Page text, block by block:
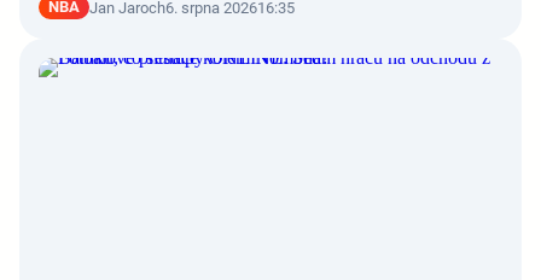
NBA Jan Jaroch6. srpna 202616:35